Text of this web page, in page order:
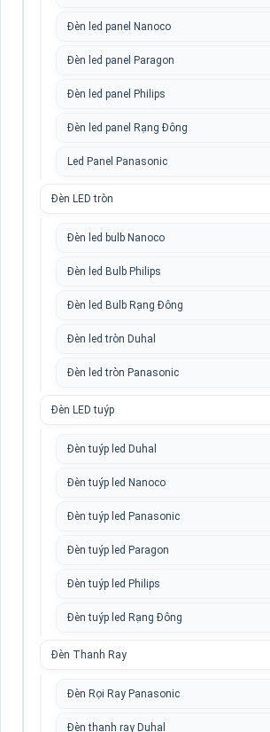
Đèn led panel Nanoco
Đèn led panel Paragon
Đèn led panel Philips
Đèn led panel Rạng Đông
Led Panel Panasonic
Đèn LED tròn
Đèn led bulb Nanoco
Đèn led Bulb Philips
Đèn led Bulb Rạng Đông
Đèn led tròn Duhal
Đèn led tròn Panasonic
Đèn LED tuýp
Đèn tuýp led Duhal
Đèn tuýp led Nanoco
Đèn tuýp led Panasonic
Đèn tuýp led Paragon
Đèn tuýp led Philips
Đèn tuýp led Rạng Đông
Đèn Thanh Ray
Đèn Rọi Ray Panasonic
Đèn thanh ray Duhal